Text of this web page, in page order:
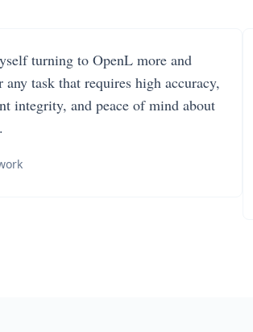
turning to OpenL more and
any task that requires high accuracy,
integrity, and peace of mind about